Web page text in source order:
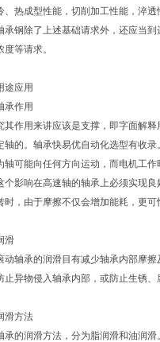
、热成型性能，切削加工性能，淬透
承钢除了上述基础请求外，还应当
度等请求。
途应用
承作用
其作用来讲应该是支撑，即字面解
轴的。轴承快易优自动化选型有收
轴可能向任何方向运动，而电机工
个影响在高速轴的轴承上必须实现
时，由于摩擦不仅会增加能耗，更
滑
动轴承的润滑目有减少轴承内部摩
止异物侵入轴承内部，或防止生锈
滑方法
承的润滑方法，分为脂润滑和油润